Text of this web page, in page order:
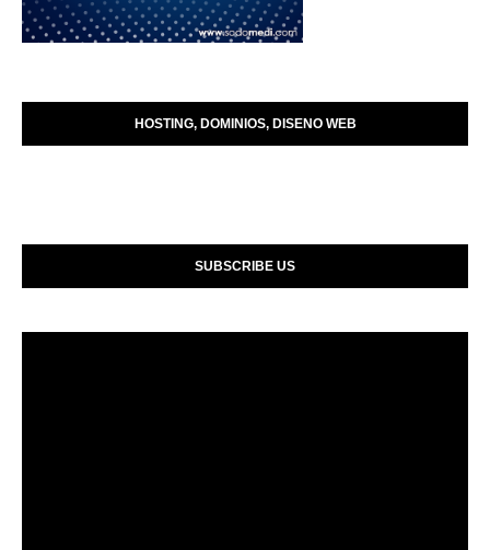
HOSTING, DOMINIOS, DISENO WEB
SUBSCRIBE US